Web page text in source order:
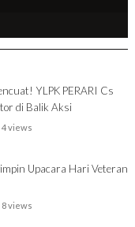
YLPK PERARI Cs
di Balik Aksi
4 views
Upacara Hari Veteran
8 views